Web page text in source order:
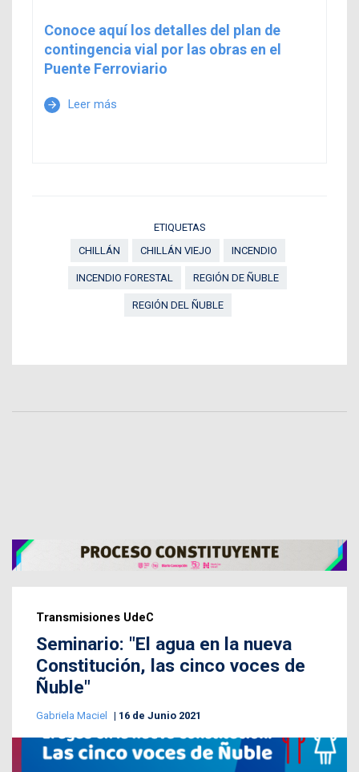
Conoce aquí los detalles del plan de
contingencia vial por las obras en el
Puente Ferroviario
arrow_forward Leer más
ETIQUETAS
CHILLÁN
CHILLÁN VIEJO INCENDIO
INCENDIO FORESTAL REGIÓN DE ÑUBLE
REGIÓN DEL ÑUBLE
Transmisiones UdeC
Seminario: "El agua en la nueva
Constitución, las cinco voces de
Ñuble"
Gabriela Maciel 16 de Junio 2021